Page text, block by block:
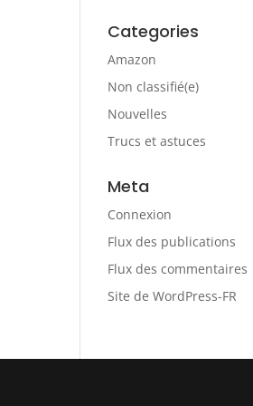
Categories
Amazon
Non classifié(e)
Nouvelles
Trucs et astuces
Meta
Connexion
Flux des publications
Flux des commentaires
Site de WordPress-FR